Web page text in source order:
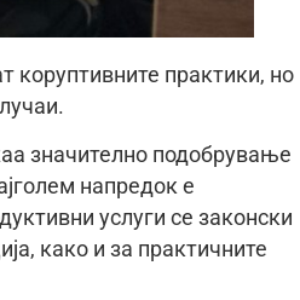
коруптивните практики, но
значително подобрување
напредок е
услуги се законски
како и за практичните